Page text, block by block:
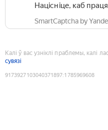
Націсніце, каб
SmartCaptcha by
Калі ў вас узніклі праблемы, калі
сувязі
9173927103040371897:1785969608